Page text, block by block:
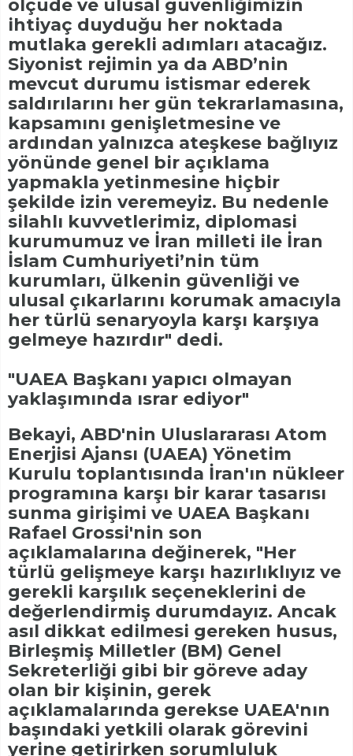
ölçüde ve ulusal güvenliğimizin
ihtiyaç duyduğu her noktada
mutlaka gerekli adımları atacağız.
Siyonist rejimin ya da ABD’nin
mevcut durumu istismar ederek
saldırılarını her gün tekrarlamasına,
kapsamını genişletmesine ve
ardından yalnızca ateşkese bağlıyız
yönünde genel bir açıklama
yapmakla yetinmesine hiçbir
şekilde izin veremeyiz. Bu nedenle
silahlı kuvvetlerimiz, diplomasi
kurumumuz ve İran milleti ile İran
İslam Cumhuriyeti’nin tüm
kurumları, ülkenin güvenliği ve
ulusal çıkarlarını korumak amacıyla
her türlü senaryoyla karşı karşıya
gelmeye hazırdır" dedi.
"UAEA Başkanı yapıcı olmayan
yaklaşımında ısrar ediyor"
Bekayi, ABD'nin Uluslararası Atom
Enerjisi Ajansı (UAEA) Yönetim
Kurulu toplantısında İran'ın nükleer
programına karşı bir karar tasarısı
sunma girişimi ve UAEA Başkanı
Rafael Grossi'nin son
açıklamalarına değinerek, "Her
türlü gelişmeye karşı hazırlıklıyız ve
gerekli karşılık seçeneklerini de
değerlendirmiş durumdayız. Ancak
asıl dikkat edilmesi gereken husus,
Birleşmiş Milletler (BM) Genel
Sekreterliği gibi bir göreve aday
olan bir kişinin, gerek
açıklamalarında gerekse UAEA'nın
başındaki yetkili olarak görevini
yerine getirirken sorumluluk